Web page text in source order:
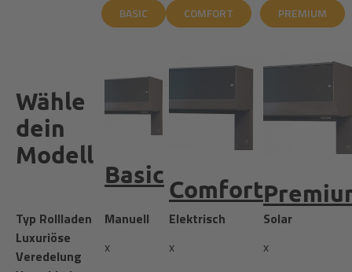
BASIC COMFORT PREMIUM
Wähle
dein
Modell
BasicComfort
Typ Rollladen Manuell Elektrisch
Solar
Luxuriöse
Veredelung
x x
x